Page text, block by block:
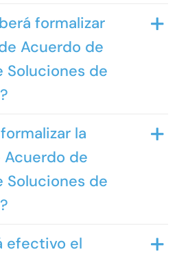
formalizar
Acuerdo de
Soluciones de
la
de
Soluciones de
efectivo el